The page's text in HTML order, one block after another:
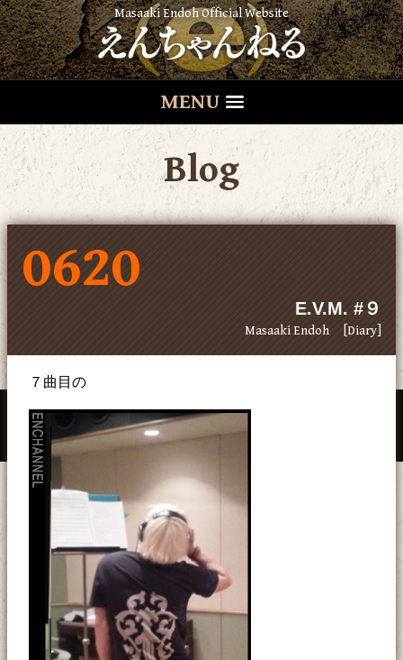
Masaaki Endoh Official Website
MENU
Blog
0620
E.V.M. #９
Masaaki Endoh [Diary]
７曲目の